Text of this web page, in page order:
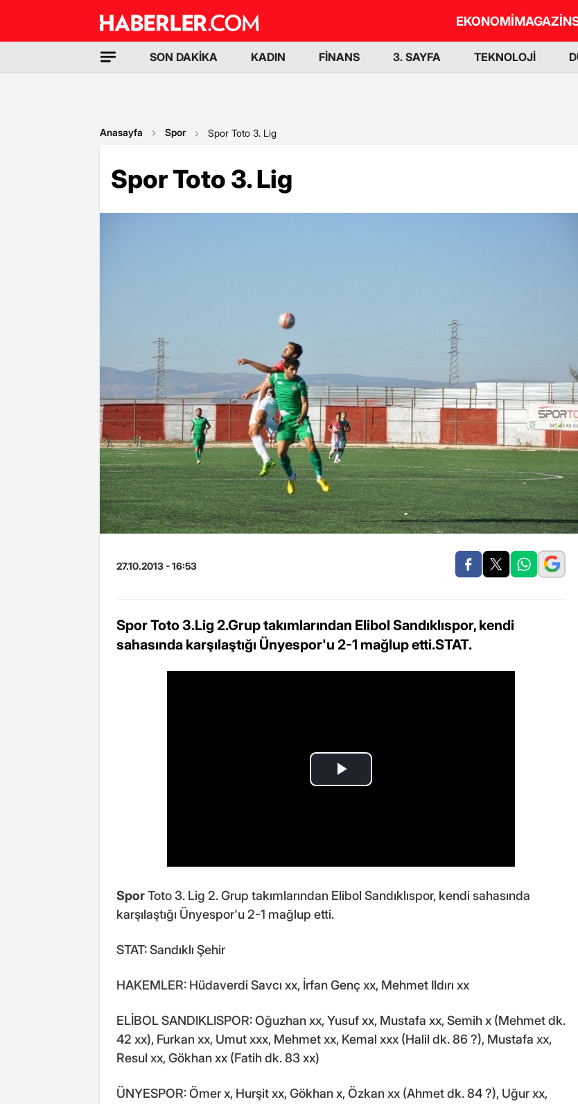
EKONOMİMAGAZİN
SON DAKİKA KADIN FİNANS 3. SAYFA TEKNOLOJİ
Anasayfa Spor Spor Toto 3. Lig
Spor Toto 3. Lig
27.10.2013 - 16:53
Spor Toto 3.Lig 2.Grup takımlarından Elibol Sandıklıspor, kendi
sahasında karşılaştığı Ünyespor'u 2-1 mağlup etti.STAT.
SporToto 3. Lig 2. Grup takımlarından Elibol Sandıklıspor, kendi sahasında
karşılaştığı Ünyespor'u 2-1 mağlup etti.
STAT: Sandıklı Şehir
HAKEMLER: Hüdaverdi Savcı xx, İrfan Genç xx, Mehmet Ildırı xx
ELİBOL SANDIKLISPOR: Oğuzhan xx, Yusuf xx, Mustafa xx, Semih x (Mehmet dk.
42 xx), Furkan xx, Umut xxx, Mehmet xx, Kemal xxx (Halil dk. 86 ?), Mustafa xx,
Resul xx, Gökhan xx (Fatih dk. 83 xx)
ÜNYESPOR: Ömer x, Hurşit xx, Gökhan x, Özkan xx (Ahmet dk. 84 ?), Uğur xx,